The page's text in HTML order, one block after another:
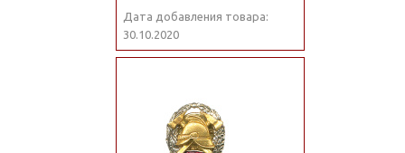
Дата добавления товара:
30.10.2020